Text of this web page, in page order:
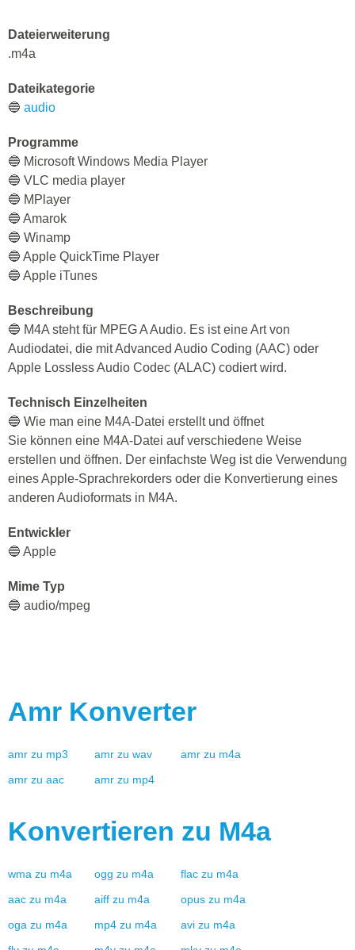
Dateierweiterung
.m4a
Dateikategorie
🔵 audio
Programme
🔵 Microsoft Windows Media Player
🔵 VLC media player
🔵 MPlayer
🔵 Amarok
🔵 Winamp
🔵 Apple QuickTime Player
🔵 Apple iTunes
Beschreibung
🔵 M4A steht für MPEG A Audio. Es ist eine Art von
Audiodatei, die mit Advanced Audio Coding (AAC) oder
Apple Lossless Audio Codec (ALAC) codiert wird.
Technisch Einzelheiten
🔵 Wie man eine M4A-Datei erstellt und öffnet
Sie können eine M4A-Datei auf verschiedene Weise
erstellen und öffnen. Der einfachste Weg ist die Verwendung
eines Apple-Sprachrekorders oder die Konvertierung eines
anderen Audioformats in M4A.
Entwickler
🔵 Apple
Mime Typ
🔵 audio/mpeg
Amr Konverter
amr zu mp3 amr zu wav amr zu m4a
amr zu aac amr zu mp4
Konvertieren zu M4a
wma zu m4a ogg zu m4a flac zu m4a
aac zu m4a aiff zu m4a opus zu m4a
oga zu m4a mp4 zu m4a avi zu m4a